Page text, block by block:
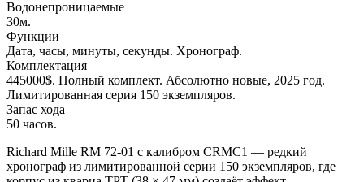
Водонепроницаемые
30м.
Функции
Дата, часы, минуты, секунды. Хронограф.
Комплектация
445000$. Полный комплект. Абсолютно новые, 2025 год.
Лимитированная серия 150 экземпляров.
Запас хода
50 часов.
Richard Mille RM 72-01 с калибром CRMC1 — редкий
хронограф из лимитированной серии 150 экземпляров, где